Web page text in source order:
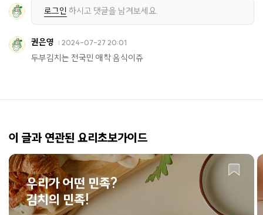
로그인 하시고 댓글을 남겨보세요.
권은영 2024-07-27 20:01
두부김치는 전국민 애착 음식이쥬
이 글과 연관된 요리초보가이드
우리가 어떤 민족?
김치의 민족!